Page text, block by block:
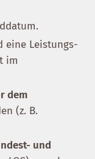
eine Leistungs-
im
dem
(z. B.
und